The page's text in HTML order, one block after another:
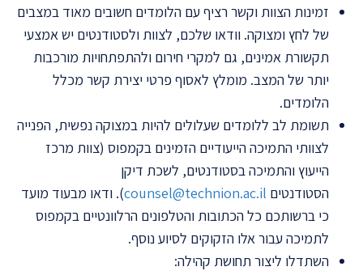
זמינות הצוות וקשר רציף עם הלומדים חשובים מאוד במצבים
של לחץ ומצוקה. וודאו שלכם, לצוות ולסטודנטים יש אמצעי
תקשורת אמינים, גם למקרי חירום ולהתפתחויות מורכבות
יותר של המצב. מומלץ לאסוף פרטי יצירת קשר מכלל
הלומדים.
תשומת לב ללומדים שעלולים להיות במצוקה נפשית, הפנייה
לצוותי התמיכה הייעודיים הזמינים בקמפוס (צוות מרכז
הייעוץ והתמיכה בסטודנטים, לשכת דיקן
הסטודנטים counsel@technion.ac.il). ודאו מבעוד מועד
כי ברשותכם כל הכתובות והטלפונים הרלוונטיים בקמפוס
לתמיכה עבור אלו הזקוקים לסיוע נוסף.
השתדלו ליצור תחושת קהילה: